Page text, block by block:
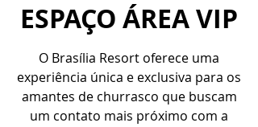
ESPAÇO ÁREA VIP
O Brasília Resort oferece uma
experiência única e exclusiva para os
amantes de churrasco que buscam
um contato mais próximo com a